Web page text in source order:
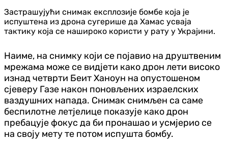
Застрашујући снимак експлозије бомбе која је
испуштена из дрона сугерише да Хамас усваја
тактику која се нашироко користи у рату у Украјини.
Наиме, на снимку који се појавио на друштвеним
мрежама може се видјети како дрон лети високо
изнад четврти Беит Ханоун на опустошеном
сјеверу Газе након поновљених израелских
ваздушних напада. Снимак снимљен са саме
беспилотне летјелице показује како дрон
пребацује фокус да би пронашао и усмјерио се
на своју мету те потом испушта бомбу.